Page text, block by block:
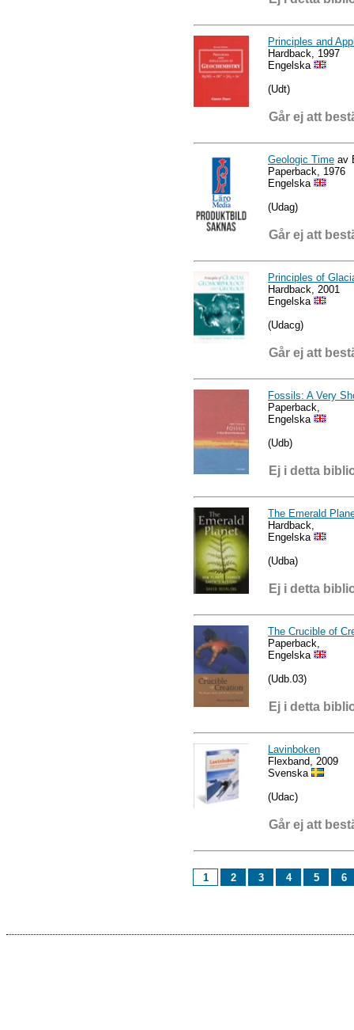
Principles and
Hardback, 1997
Engelska
(Udt)
Går ej att
Geologic Time av
Paperback, 1976
Engelska
(Udag)
Går ej att
Principles of
Hardback, 2001
Engelska
(Udacg)
Går ej att
Fossils: A Very
Paperback,
Engelska
(Udb)
Ej i detta
The Emerald
Hardback,
Engelska
(Udba)
Ej i detta
The Crucible of
Paperback,
Engelska
(Udb.03)
Ej i detta
Lavinboken
Flexband, 2009
Svenska
(Udac)
Går ej att
1 2 3 4 5 6